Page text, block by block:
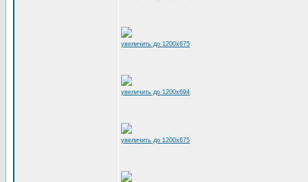
увеличить до 1200x675
увеличить до 1200x694
увеличить до 1200x675